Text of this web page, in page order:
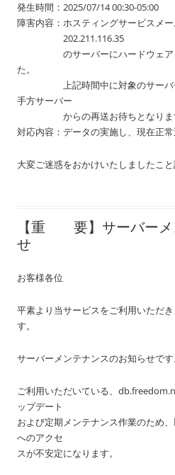
発生時間：2025/07/14 00:30-05:00
障害内容：ホスティングサービスメ
202.211.116.35
のサーバーにハードウェアト
た。
上記時間中に対象のサーバー
手方サーバー
からの再送お待ちとなりま
対応内容：データの実施し、現在正常
大変ご迷惑をおかけいたしましたこ
【重 要】サーバーメ
せ
お客様各位
平素より当サービスをご利用いただ
す。
サーバーメンテナンスのお知らせです
ご利用いただいている、
ップデート
および定期メンテナンス作業のため
へのアクセ
スが不安定になります。